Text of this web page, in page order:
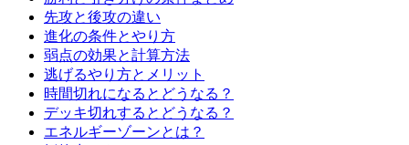
先攻と後攻の違い
進化の条件とやり方
弱点の効果と計算方法
逃げるやり方とメリット
時間切れになるとどうなる？
デッキ切れするとどうなる？
エネルギーゾーンとは？